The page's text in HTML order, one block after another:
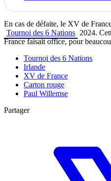
En cas de défaite, le XV de
Tournoi des 6 Nations 2024.
France faisait office, pour
Tournoi des 6 Nations
Irlande
XV de France
Carton rouge
Paul Willemse
Partager